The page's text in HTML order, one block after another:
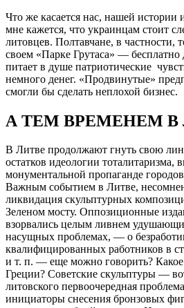
Что же касается нас, нашей истории
мне кажется, что украинцам стоит
литовцев. Полтавчане, в частности,
своем «Парке Грутаса» —
питает в душе патриотические
немного денег. «Продвинутые»
смогли бы сделать неплохой бизнес.
А ТЕМ ВРЕМЕНЕМ В
В Литве продолжают гнуть свою
остатков идеологии тоталитаризма,
монументальной пропаганде
Важным событием в Литве,
ликвидация скульптурных
Зеленом мосту. Оппозиционные
взорвались целым ливнем
насущных проблемах, — о
квалифицированных работников в
и т. п. — еще можно говорить?
Греции? Советские скульптуры —
литовского первоочередная
инициаторы снесения бронзовых